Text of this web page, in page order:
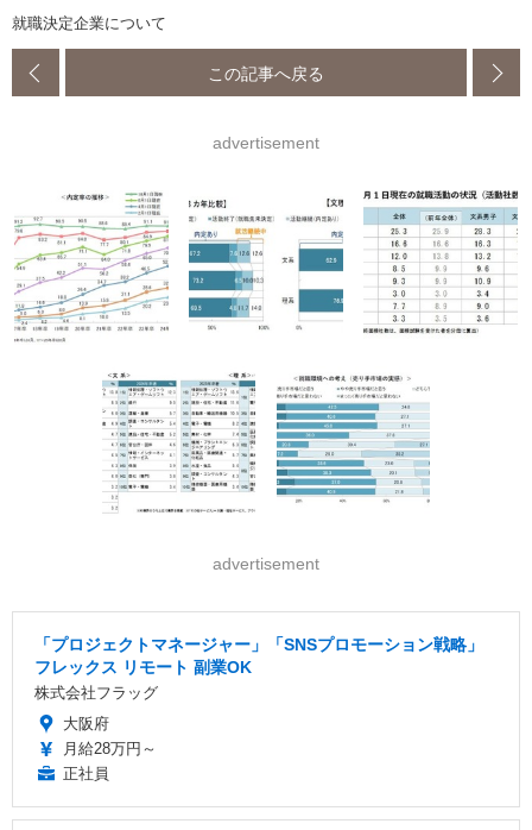
就職決定企業について
この記事へ戻る
advertisement
advertisement
「プロジェクトマネージャー」「SNSプロモーション戦略」
フレックス リモート 副業OK
株式会社フラッグ
大阪府
月給28万円～
正社員